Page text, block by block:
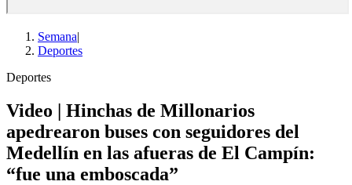
Semana|
Deportes
Deportes
Video | Hinchas de Millonarios
apedrearon buses con seguidores del
Medellín en las afueras de El Campín:
“fue una emboscada”